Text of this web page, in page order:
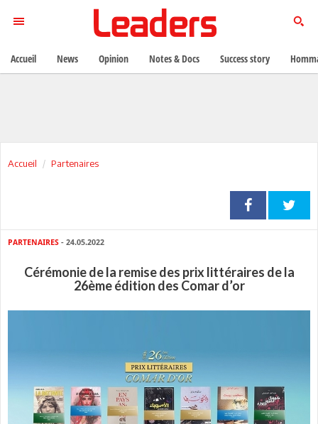
Accueil Partenaires
PARTENAIRES - 24.05.2022
Cérémonie de la remise des prix littéraires de la
26ème édition des Comar d’or
Accueil News Opinion Notes & Docs Success story